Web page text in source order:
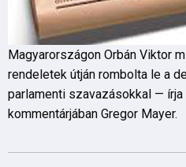
Magyarországon Orbán Viktor
rendeletek útján rombolta le a
parlamenti szavazásokkal — írja
kommentárjában Gregor Mayer.